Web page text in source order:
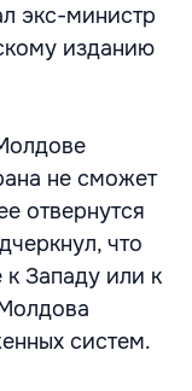
экс-министр
изданию
не сможет
отвернутся
что
Западу или к
систем.